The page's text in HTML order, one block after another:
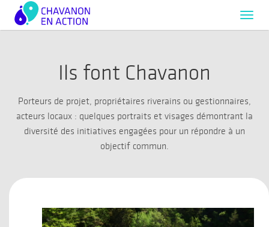
Ils font Chavanon
Porteurs de projet, propriétaires riverains ou gestionnaires,
acteurs locaux : quelques portraits et visages démontrant la
diversité des initiatives engagées pour un répondre à un
objectif commun.